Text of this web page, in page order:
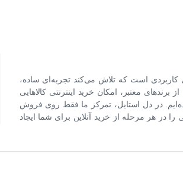
کاربردی است که تلاش می‌کند تجربه‌ای ساده،
برندهای معتبر، امکان خرید اینترنتی کالاهایی
در دل استایل، تمرکز ما فقط روی فروش
در هر مرحله از خرید آنلاین برای شما ایجاد